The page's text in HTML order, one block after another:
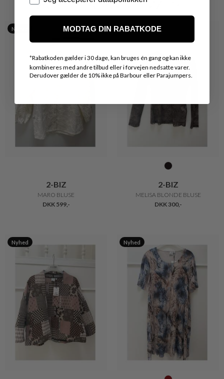
VARER FRA SAMME MÆRKE
Nyhed
2-BIZ
MARO BLUSE
DKK 599,-
Nyhed
2-BIZ
MELISA BLONDE BLUSE
DKK 300,-
Nyhed Nyhed
MODTAG DIN RABATKODE
*Rabatkoden gælder i 30 dage, kan bruges én gang og kan ikke
kombineres med andre tilbud eller i forvejen nedsatte varer.
Derudover gælder de 10% ikke på Barbour eller Parajumpers.